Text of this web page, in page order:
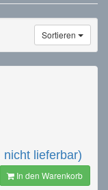
Sortieren
lieferbar)
In den Warenkorb